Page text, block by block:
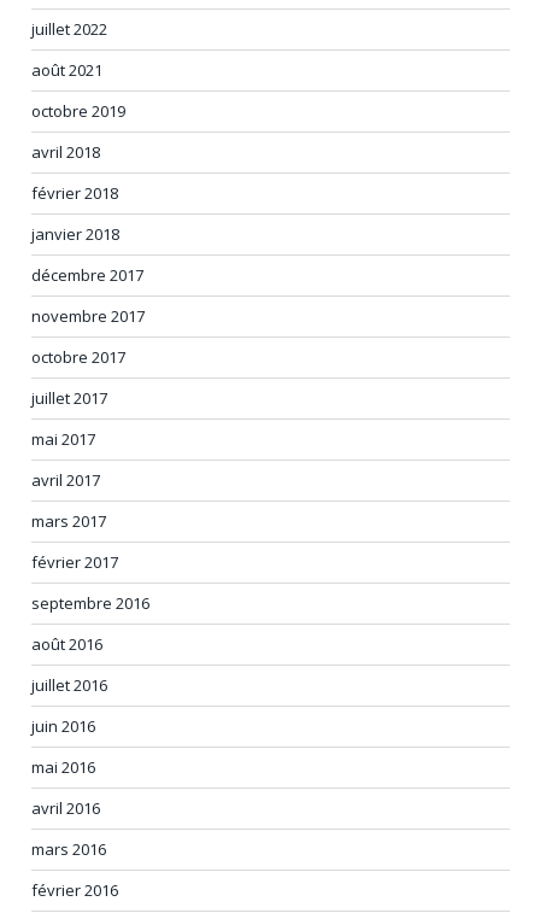
juillet 2022
août 2021
octobre 2019
avril 2018
février 2018
janvier 2018
décembre 2017
novembre 2017
octobre 2017
juillet 2017
mai 2017
avril 2017
mars 2017
février 2017
septembre 2016
août 2016
juillet 2016
juin 2016
mai 2016
avril 2016
mars 2016
février 2016